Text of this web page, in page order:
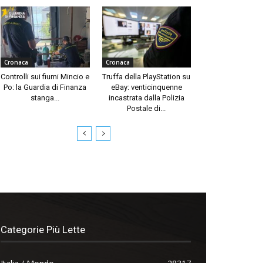
Cronaca
Controlli sui fiumi Mincio e
Po: la Guardia di Finanza
stanga...
Cronaca
Truffa della PlayStation su
eBay: venticinquenne
incastrata dalla Polizia
Postale di...
Categorie Più Lette